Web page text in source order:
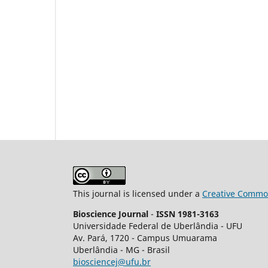
This journal is licensed under a Creative
Bioscience Journal - ISSN 1981-3163
Universidade Federal de Uberlândia - UFU
Av. Pará, 1720 - Campus Umuarama
Uberlândia - MG - Brasil
biosciencej@ufu.br